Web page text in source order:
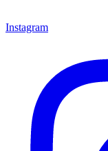
Instagram